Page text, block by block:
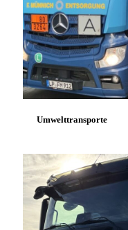
Umwelttransporte